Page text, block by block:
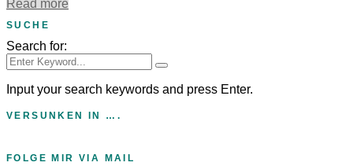
Read more
SUCHE
Search for:
Input your search keywords and press Enter.
VERSUNKEN IN ….
FOLGE MIR VIA MAIL